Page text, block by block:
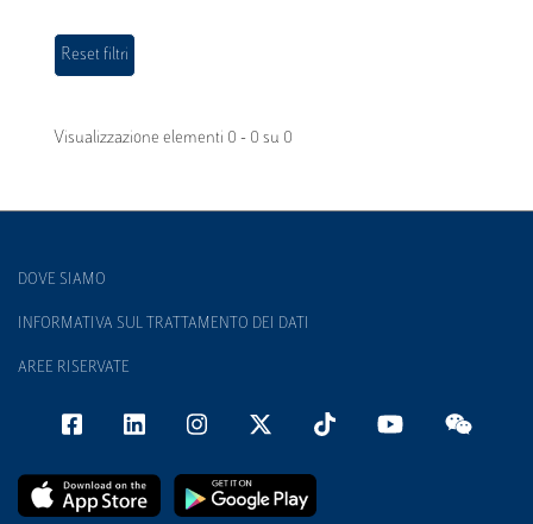
Visualizzazione elementi 0 - 0 su 0
DOVE SIAMO
INFORMATIVA SUL TRATTAMENTO DEI DATI
AREE RISERVATE